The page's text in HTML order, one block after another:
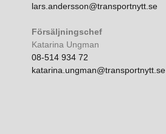
lars.andersson@transportnytt.se
Försäljningschef
Katarina Ungman
08-514 934 72
katarina.ungman@transportnytt.se